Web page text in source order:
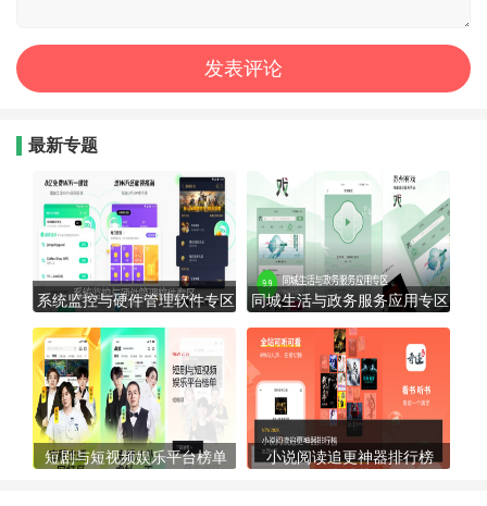
最新专题
系统监控与硬件管理软件专区 同城生活与政务服务应用专区
短剧与短视频娱乐平台榜单 小说阅读追更神器排行榜